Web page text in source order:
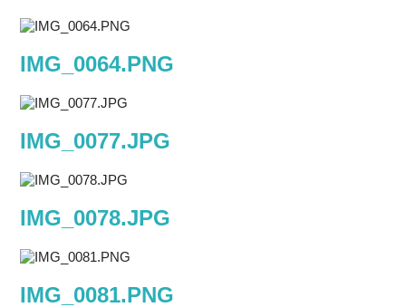
IMG_0064.PNG
IMG_0077.JPG
IMG_0078.JPG
IMG_0081.PNG